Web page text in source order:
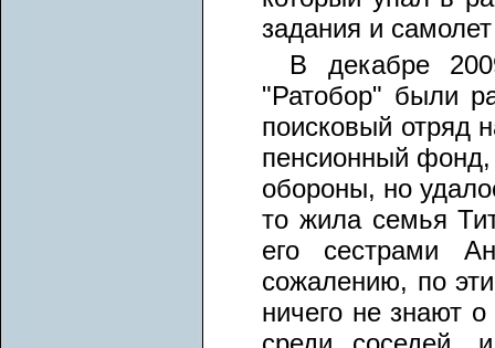
задания и
В декабре
"Ратобор" были
поисковый отряд
пенсионный
обороны, но
то жила семья
его сестрами
сожалению, по
ничего не знают